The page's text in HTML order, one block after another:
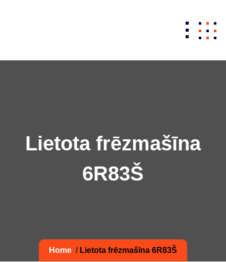
Lietota frēzmašīna
6R83Š
Home / Lietota frēzmašīna 6R83Š